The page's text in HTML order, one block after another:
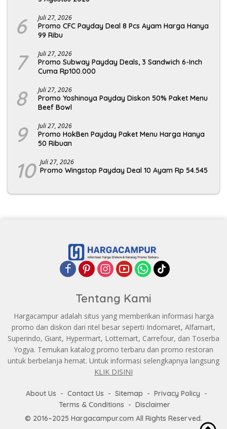
6 Juli 27, 2026
Promo CFC Payday Deal 8 Pcs Ayam Harga Hanya
99 Ribu
7 Juli 27, 2026
Promo Subway Payday Deals, 3 Sandwich 6-Inch
Cuma Rp100.000
8 Juli 27, 2026
Promo Yoshinoya Payday Diskon 50% Paket Menu
Beef Bowl
9 Juli 27, 2026
Promo HokBen Payday Paket Menu Harga Hanya
50 Ribuan
10 Juli 27, 2026
Promo Wingstop Payday Deal 10 Ayam Rp 54.545
Tentang Kami
Hargacampur adalah situs yang memberikan informasi harga
promo dan diskon dari ritel besar seperti Indomaret, Alfamart,
Superindo, Giant, Hypermart, Lottemart, Carrefour, dan Toserba
Yogya. Temukan katalog promo terbaru dan promo restoran
untuk berbelanja hemat. Untuk informasi selengkapnya langsung
KLIK DISINI
About Us Contact Us Sitemap
Privacy Policy
Terms & Conditions
Disclaimer
© 2016–2025 Hargacampur.com All Rights Reserved.